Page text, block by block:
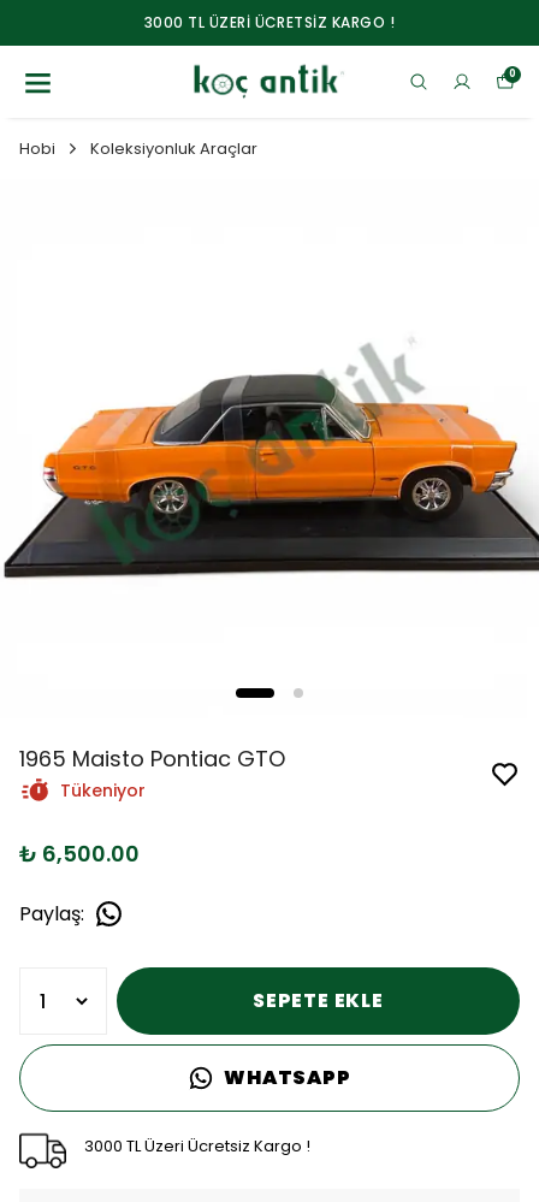
3000 TL ÜZERİ ÜCRETSİZ KARGO !
0
Hobi Koleksiyonluk Araçlar
1965 Maisto Pontiac GTO
Tükeniyor
₺ 6,500.00
Paylaş:
SEPETE EKLE
WHATSAPP
3000 TL Üzeri Ücretsiz Kargo !